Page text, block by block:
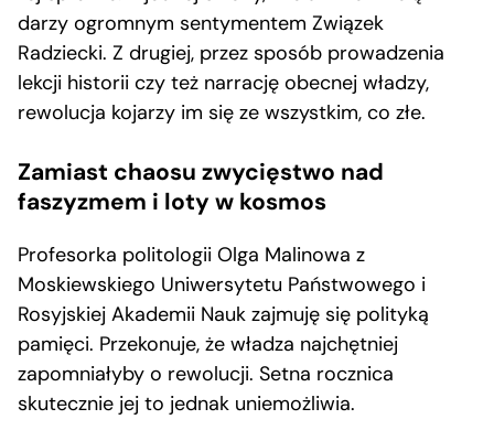
darzy ogromnym sentymentem Związek
Radziecki. Z drugiej, przez sposób prowadzenia
lekcji historii czy też narrację obecnej władzy,
rewolucja kojarzy im się ze wszystkim, co złe.
Zamiast chaosu zwycięstwo nad
faszyzmem i loty w kosmos
Profesorka politologii Olga Malinowa z
Moskiewskiego Uniwersytetu Państwowego i
Rosyjskiej Akademii Nauk zajmuję się polityką
pamięci. Przekonuje, że władza najchętniej
zapomniałyby o rewolucji. Setna rocznica
skutecznie jej to jednak uniemożliwia.